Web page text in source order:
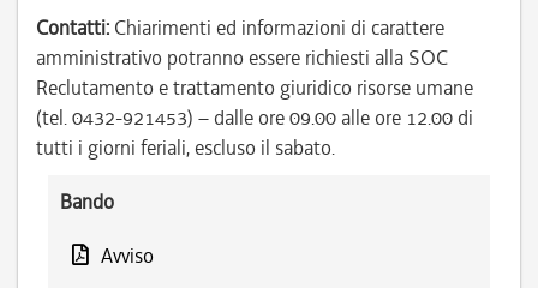
Contatti: Chiarimenti ed informazioni di carattere
amministrativo potranno essere richiesti alla SOC
Reclutamento e trattamento giuridico risorse umane
(tel. 0432-921453) – dalle ore 09.00 alle ore 12.00 di
tutti i giorni feriali, escluso il sabato.
Bando
Avviso